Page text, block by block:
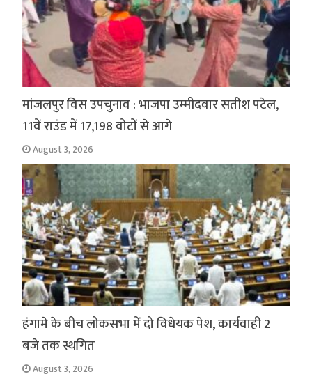
मांजलपुर विस उपचुनाव : भाजपा उम्मीदवार सतीश पटेल,
11वें राउंड में 17,198 वोटों से आगे
August 3, 2026
हंगामे के बीच लोकसभा में दो विधेयक पेश, कार्यवाही 2
बजे तक स्थगित
August 3, 2026